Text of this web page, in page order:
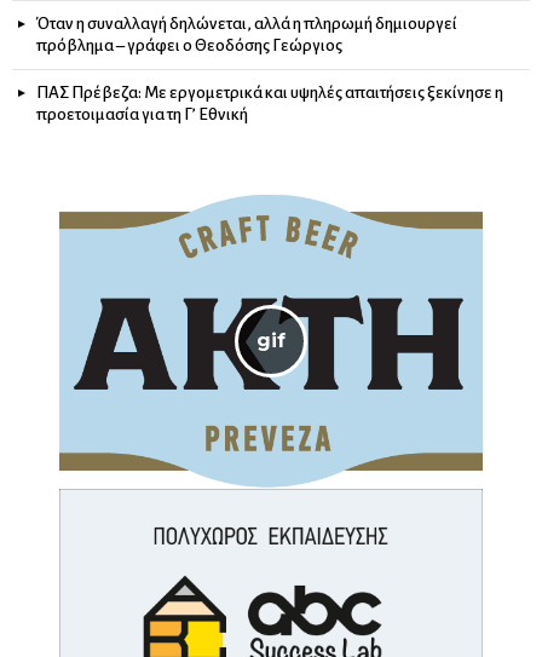
Όταν η συναλλαγή δηλώνεται, αλλά η πληρωμή δημιουργεί
πρόβλημα – γράφει ο Θεοδόσης Γεώργιος
ΠΑΣ Πρέβεζα: Με εργομετρικά και υψηλές απαιτήσεις ξεκίνησε η
προετοιμασία για τη Γ’ Εθνική